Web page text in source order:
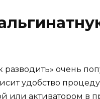
разводить» очень
удобство
или активатором в